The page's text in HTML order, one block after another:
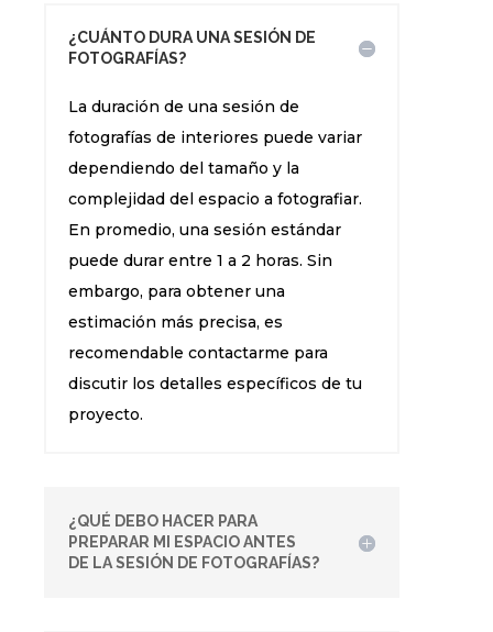
¿CUÁNTO DURA UNA SESIÓN DE
FOTOGRAFÍAS?
La duración de una sesión de
fotografías de interiores puede variar
dependiendo del tamaño y la
complejidad del espacio a fotografiar.
En promedio, una sesión estándar
puede durar entre 1 a 2 horas. Sin
embargo, para obtener una
estimación más precisa, es
recomendable contactarme para
discutir los detalles específicos de tu
proyecto.
¿QUÉ DEBO HACER PARA
PREPARAR MI ESPACIO ANTES
DE LA SESIÓN DE FOTOGRAFÍAS?